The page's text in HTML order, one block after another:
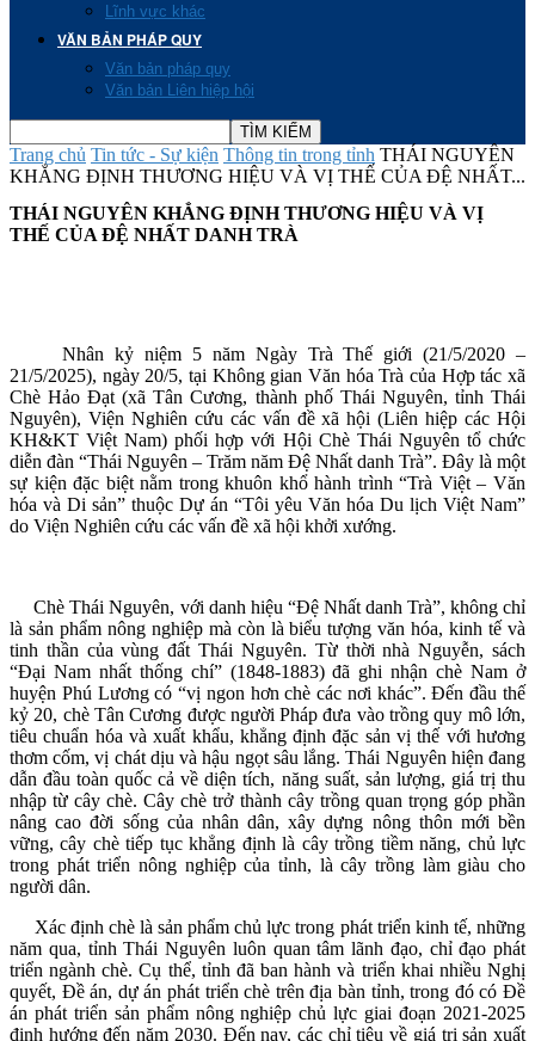
Lĩnh vực khác
VĂN BẢN PHÁP QUY
Văn bản pháp quy
Văn bản Liên hiệp hội
Trang chủ Tin tức - Sự kiện Thông tin trong tỉnh THÁI NGUYÊN
KHẲNG ĐỊNH THƯƠNG HIỆU VÀ VỊ THẾ CỦA ĐỆ NHẤT...
THÁI NGUYÊN KHẲNG ĐỊNH THƯƠNG HIỆU VÀ VỊ
THẾ CỦA ĐỆ NHẤT DANH TRÀ
Nhân kỷ niệm 5 năm Ngày Trà Thế giới (21/5/2020 –
21/5/2025), ngày 20/5, tại Không gian Văn hóa Trà của Hợp tác xã
Chè Hảo Đạt (xã Tân Cương, thành phố Thái Nguyên, tỉnh Thái
Nguyên), Viện Nghiên cứu các vấn đề xã hội (Liên hiệp các Hội
KH&KT Việt Nam) phối hợp với Hội Chè Thái Nguyên tổ chức
diễn đàn “Thái Nguyên – Trăm năm Đệ Nhất danh Trà”. Đây là một
sự kiện đặc biệt nằm trong khuôn khổ hành trình “Trà Việt – Văn
hóa và Di sản” thuộc Dự án “Tôi yêu Văn hóa Du lịch Việt Nam”
do Viện Nghiên cứu các vấn đề xã hội khởi xướng.
Chè Thái Nguyên, với danh hiệu “Đệ Nhất danh Trà”, không chỉ
là sản phẩm nông nghiệp mà còn là biểu tượng văn hóa, kinh tế và
tinh thần của vùng đất Thái Nguyên. Từ thời nhà Nguyễn, sách
“Đại Nam nhất thống chí” (1848-1883) đã ghi nhận chè Nam ở
huyện Phú Lương có “vị ngon hơn chè các nơi khác”. Đến đầu thế
kỷ 20, chè Tân Cương được người Pháp đưa vào trồng quy mô lớn,
tiêu chuẩn hóa và xuất khẩu, khẳng định đặc sản vị thế với hương
thơm cốm, vị chát dịu và hậu ngọt sâu lắng. Thái Nguyên hiện đang
dẫn đầu toàn quốc cả về diện tích, năng suất, sản lượng, giá trị thu
nhập từ cây chè. Cây chè trở thành cây trồng quan trọng góp phần
nâng cao đời sống của nhân dân, xây dựng nông thôn mới bền
vững, cây chè tiếp tục khẳng định là cây trồng tiềm năng, chủ lực
trong phát triển nông nghiệp của tỉnh, là cây trồng làm giàu cho
người dân.
Xác định chè là sản phẩm chủ lực trong phát triển kinh tế, những
năm qua, tỉnh Thái Nguyên luôn quan tâm lãnh đạo, chỉ đạo phát
triển ngành chè. Cụ thể, tỉnh đã ban hành và triển khai nhiều Nghị
quyết, Đề án, dự án phát triển chè trên địa bàn tỉnh, trong đó có Đề
án phát triển sản phẩm nông nghiệp chủ lực giai đoạn 2021-2025
định hướng đến năm 2030. Đến nay, các chỉ tiêu về giá trị sản xuất